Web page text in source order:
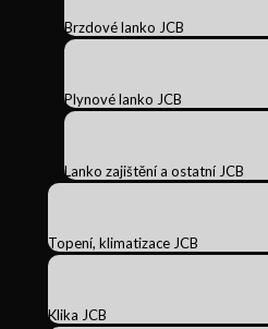
Brzdové lanko JCB
Plynové lanko JCB
Lanko zajištění a ostatní JCB
Topení, klimatizace JCB
Klika JCB